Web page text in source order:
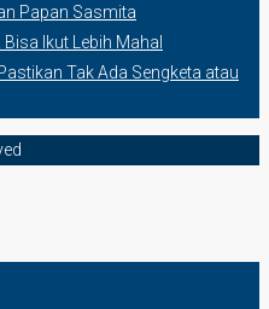
Papan Sasmita
Ikut Lebih Mahal
Tak Ada Sengketa atau